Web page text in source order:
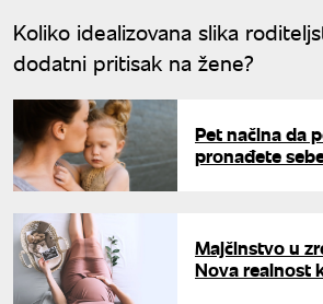
Koliko idealizovana slika
dodatni pritisak na žene?
Pet načina da
pronađete
Majčinstvo u
Nova realnost